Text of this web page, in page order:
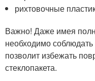
рихтовочные
Важно! Даже имея
необходимо
позволит избежать
стеклопакета.